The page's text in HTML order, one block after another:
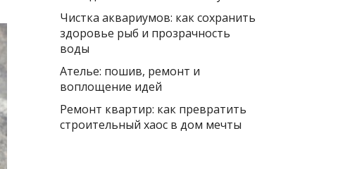
Чистка аквариумов: как сохранить
здоровье рыб и прозрачность
воды
Ателье: пошив, ремонт и
воплощение идей
Ремонт квартир: как превратить
строительный хаос в дом мечты